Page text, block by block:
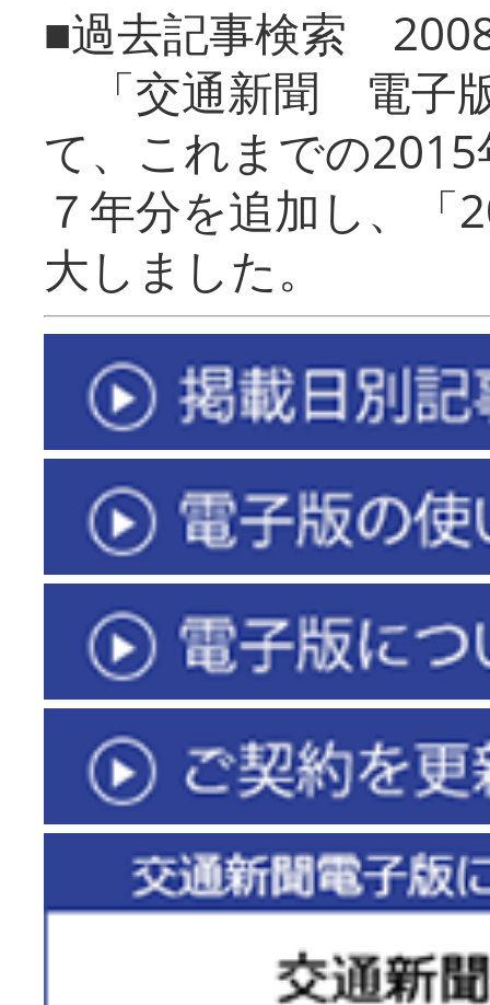
■過去記事検索
「交通新聞 電子
て、これまでの
７年分を追加し、「
大しまし